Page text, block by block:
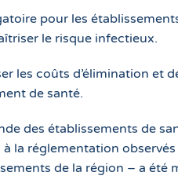
pour les
le risque infectieux.
les coûts d’élimination et
de santé.
des établissements de
la réglementation
de la région – a été